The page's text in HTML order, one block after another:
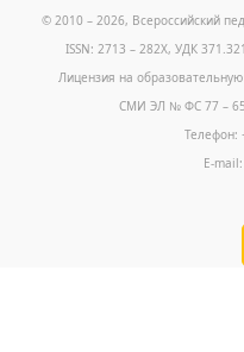
© 2010 – 2026, Всероссийский
ISSN: 2713 – 282X, УДК
Лицензия на
СМИ ЭЛ № ФС 77 –
Телефон:
E-